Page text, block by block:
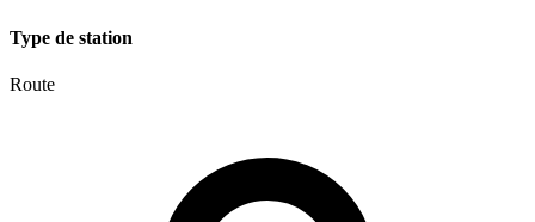
Type de station
Route